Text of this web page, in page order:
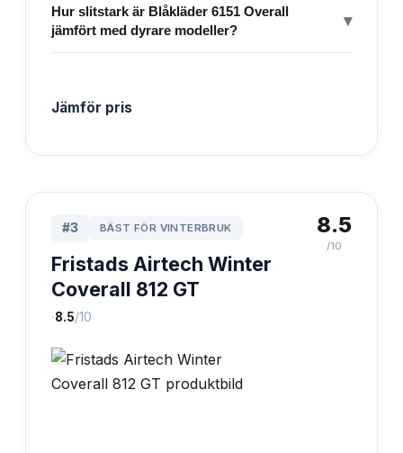
Hur slitstark är Blåkläder 6151 Overall
jämfört med dyrare modeller?
▾
Jämför pris
#3 BÄST FÖR VINTERBRUK
Fristads Airtech Winter
Coverall 812 GT
·8.5/10
8.5
/10